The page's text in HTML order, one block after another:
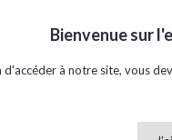
Bienvenue sur
d'accéder à notre site, vous